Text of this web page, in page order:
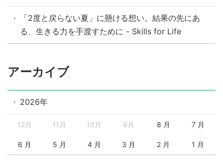
「2度と戻らない夏」に懸ける想い。結果の先にあ
る、生きる力を手渡すために - Skills for Life
アーカイブ
2026年
12月 11月 10月 9月 8 月 7 月
6 月 5 月 4 月 3 月 2 月 1 月